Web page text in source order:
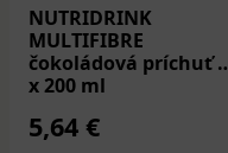
NUTRIDRINK
MULTIFIBRE
čokoládová príchuť 4
x 200 ml
5,64 €